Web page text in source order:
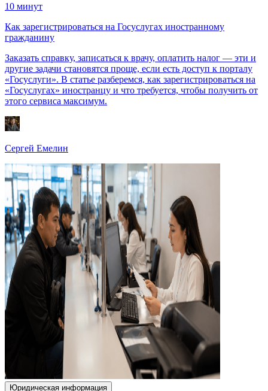
10 минут
Как зарегистрироваться на Госуслугах иностранному
гражданину
Заказать справку, записаться к врачу, оплатить налог — эти и
другие задачи становятся проще, если есть доступ к порталу
«Госуслуги». В статье разберемся, как зарегистрироваться на
«Госуслугах» иностранцу и что требуется, чтобы получить от
этого сервиса максимум.
Сергей Емелин
Юридическая информация